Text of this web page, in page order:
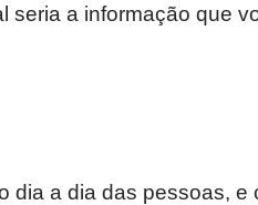
seria a informação que
dia a dia das pessoas, e